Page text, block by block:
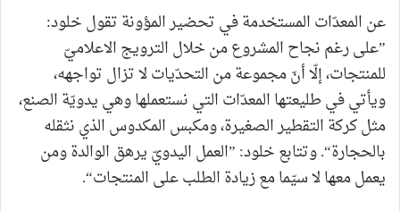
عن المعدّات المستخدمة في تحضير المؤونة تقول خلود:
”على رغم نجاح المشروع من خلال الترويج الاعلاميّ
للمنتجات، إلّا أنّ مجموعة من التحدّيات لا تزال تواجهه،
ويأتي في طليعتها المعدّات التي نستعملها وهي يدويّة الصنع،
مثل كركة التقطير الصغيرة، ومكبس المكدوس الذي نثقله
بالحجارة“. وتتابع خلود: ”العمل اليدويّ يرهق الوالدة ومن
يعمل معها لا سيّما مع زيادة الطلب على المنتجات“.